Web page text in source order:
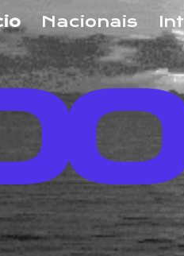
Skip to main content
Nacionais